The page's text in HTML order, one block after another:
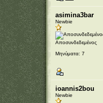
asimina3bar
Newbie
Αποσυνδεδεμένος
Μηνύματα: 7
ioannis2bou
Newbie